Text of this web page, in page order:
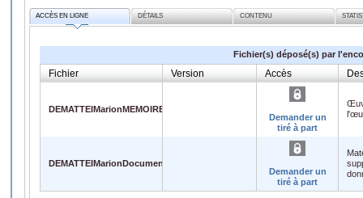
ACCÈS EN LIGNE DÉTAILS CONTENU
Fichier(s) déposé(s) par
Fichier Version Accès
DEMATTEIMarionMEMOIRE.pdf
Demander un
tiré à part
DEMATTEIMarionDocumentannexe.xlsx
Demander un
tiré à part